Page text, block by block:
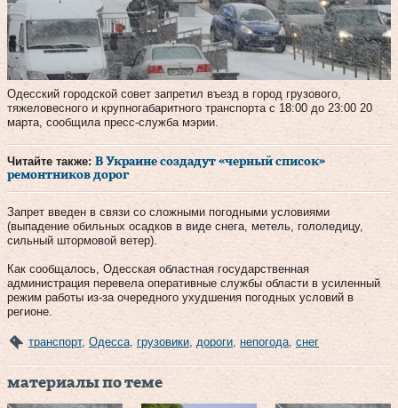
Одесский городской совет запретил въезд в город грузового,
тяжеловесного и крупногабаритного транспорта с 18:00 до 23:00 20
марта, сообщила пресс-служба мэрии.
Читайте также: В Украине создадут «черный список»
ремонтников дорог
Запрет введен в связи со сложными погодными условиями
(выпадение обильных осадков в виде снега, метель, гололедицу,
сильный штормовой ветер).
Как сообщалось, Одесская областная государственная
администрация перевела оперативные службы области в усиленный
режим работы из-за очередного ухудшения погодных условий в
регионе.
транспорт, Одесса грузовики дороги непогода снег
материалы по теме